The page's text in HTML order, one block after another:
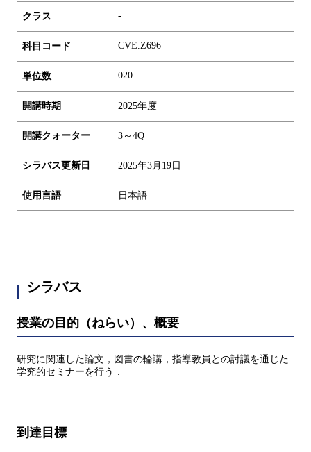
クラス -
科目コード CVE.Z696
単位数 020
開講時期 2025年度
開講クォーター 3～4Q
シラバス更新日 2025年3月19日
使用言語 日本語
シラバス
授業の目的（ねらい）、概要
研究に関連した論文，図書の輪講，指導教員との討議を通じた
学究的セミナーを行う．
到達目標